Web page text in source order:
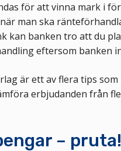
för att vinna mark i
man ska
kan banken tro att du
eftersom banken
är ett av flera tips som
erbjudanden från
– pruta!